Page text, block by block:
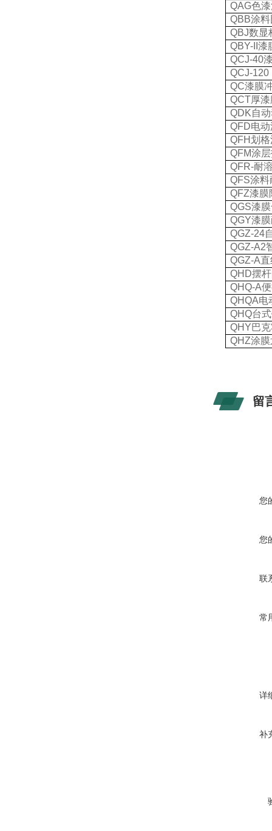
QAG色
QBB涂
QBJ数显
QBY-II漆
QCJ-40
QCJ-120
QC漆膜
QCT厚
QDK自
QFD电
QFH划
QFM涂
QFR-耐
QFS涂料
QFZ漆膜
QGS漆
QGY漆
QGZ-24
QGZ-A2
QGZ-A
QHD摆
QHQ-A
QHQA电
QHQ台
QHY巴
QHZ涂
留
您
您
联
常
详
补